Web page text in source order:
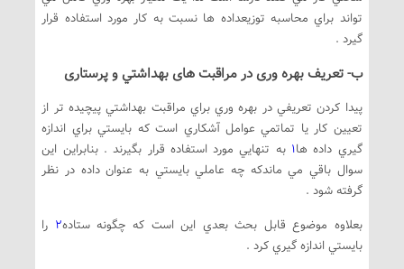
تواند براي محاسبه توزيعداده ها نسبت به كار مورد استفاده قرار
گيرد .
ب- تعريف بهره وری در مراقبت های بهداشتي و پرستاری
پيدا كردن تعريفي در بهره وري براي مراقبت بهداشتي پيچيده تر از
تعيين كار يا تماتمي عوامل آشكاري است كه بايستي براي اندازه
گيري داده ها1 به تنهايي مورد استفاده قرار بگيرند . بنابراين اين
سوال باقي مي ماندكه چه عاملي بايستي به عنوان داده در نظر
گرفته شود .
بعلاوه موضوع قابل بحث بعدي اين است كه چگونه ستاده2 را
بايستي اندازه گيري كرد .